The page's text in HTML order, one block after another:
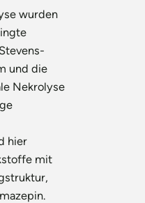
wurden
und die
Nekrolyse
hier
mit